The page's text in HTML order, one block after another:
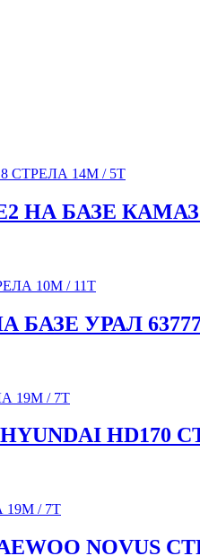
НА БАЗЕ КАМАЗ
УРАЛ
HD170
NOVUS